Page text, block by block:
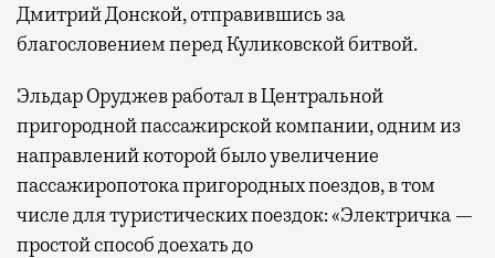
Дмитрий Донской, отправившись за
благословением перед Куликовской битвой.
Эльдар Оруджев работал в Центральной
пригородной пассажирской компании, одним из
направлений которой было увеличение
пассажиропотока пригородных поездов, в том
числе для туристических поездок: «Электричка —
простой способ доехать до